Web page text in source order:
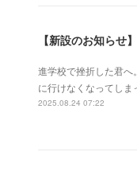
【新設のお知ら
進学校で挫折した君
に行けなくなってし
2025.08.24 07:22